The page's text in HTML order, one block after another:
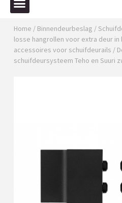
Home / Binnendeurbeslag /
losse hangrollen voor extra deur
accessoires voor schuifdeurails /
schuifdeursysteem Teho en Suuri